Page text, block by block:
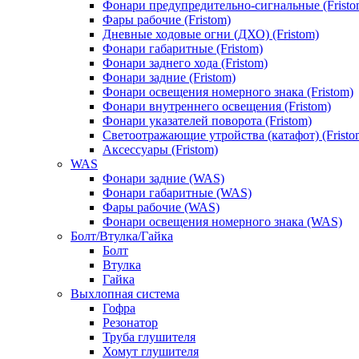
Фонари предупредительно-сигнальные
Фары рабочие (Fristom)
Дневные ходовые огни (ДХО) (Fristom)
Фонари габаритные (Fristom)
Фонари заднего хода (Fristom)
Фонари задние (Fristom)
Фонари освещения номерного знака (Fristom)
Фонари внутреннего освещения (Fristom)
Фонари указателей поворота (Fristom)
Светоотражающие утройства (катафот)
Аксессуары (Fristom)
WAS
Фонари задние (WAS)
Фонари габаритные (WAS)
Фары рабочие (WAS)
Фонари освещения номерного знака (WAS)
Болт/Втулка/Гайка
Болт
Втулка
Гайка
Выхлопная система
Гофра
Резонатор
Труба глушителя
Хомут глушителя